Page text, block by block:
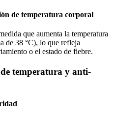
de temperatura corporal
que aumenta la temperatura
de 38 °C), lo que refleja
o el estado de fiebre.
temperatura y anti-